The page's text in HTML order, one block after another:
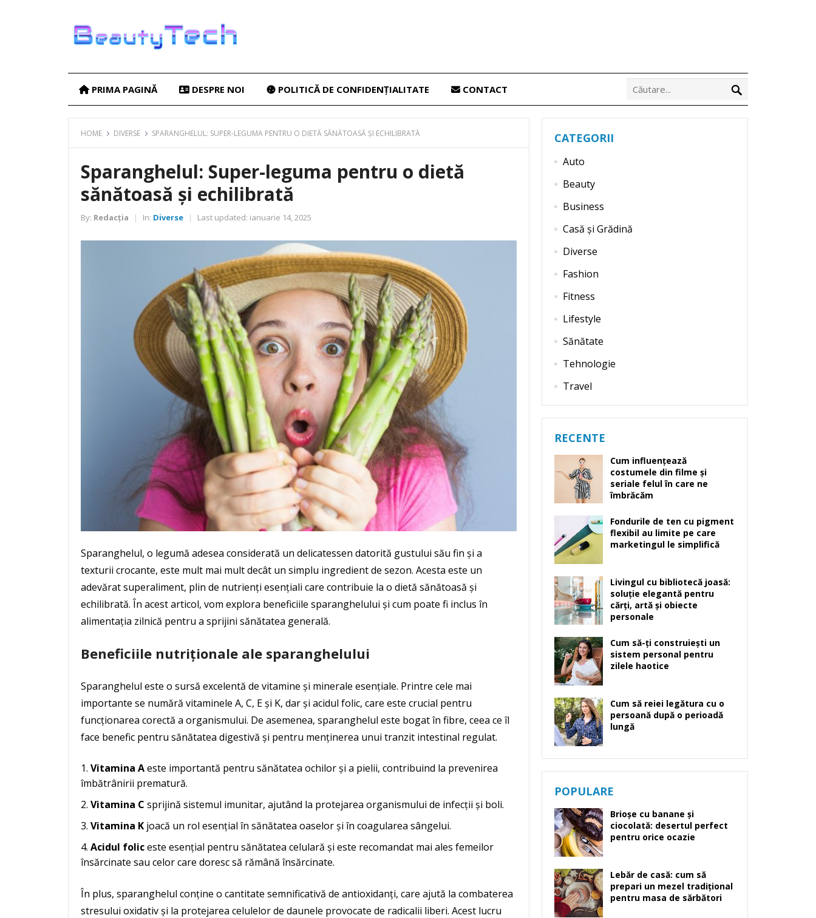
PRIMA PAGINĂ DESPRE NOI POLITICĂ DE CONFIDENȚIALITATE CONTACT
HOME DIVERSE SPARANGHELUL: SUPER-LEGUMA PENTRU O DIETĂ SĂNĂTOASĂ ȘI ECHILIBRATĂ
Sparanghelul: Super-leguma pentru o dietă
sănătoasă și echilibrată
By: Redacția | In: Diverse | Last updated: ianuarie 14, 2025
Sparanghelul, o legumă adesea considerată un delicatessen datorită gustului său fin și a
texturii crocante, este mult mai mult decât un simplu ingredient de sezon. Acesta este un
adevărat superaliment, plin de nutrienți esențiali care contribuie la o dietă sănătoasă și
echilibrată. În acest articol, vom explora beneficiile sparanghelului și cum poate fi inclus în
alimentația zilnică pentru a sprijini sănătatea generală.
Beneficiile nutriționale ale sparanghelului
Sparanghelul este o sursă excelentă de vitamine și minerale esențiale. Printre cele mai
importante se numără vitaminele A, C, E și K, dar și acidul folic, care este crucial pentru
funcționarea corectă a organismului. De asemenea, sparanghelul este bogat în fibre, ceea ce îl
face benefic pentru sănătatea digestivă și pentru menținerea unui tranzit intestinal regulat.
Vitamina Aeste importantă pentru sănătatea ochilor și a pielii, contribuind la prevenirea
îmbătrânirii prematură.
Vitamina C sprijină sistemul imunitar, ajutând la protejarea organismului de infecții și boli.
Vitamina K joacă un rol esențial în sănătatea oaselor și în coagularea sângelui.
Acidul foliceste esențial pentru sănătatea celulară și este recomandat mai ales femeilor
însărcinate sau celor care doresc să rămână însărcinate.
În plus, sparanghelul conține o cantitate semnificativă de antioxidanți, care ajută la combaterea
stresului oxidativ și la protejarea celulelor de daunele provocate de radicalii liberi. Acest lucru
CATEGORII
Auto
Beauty
Business
Casă și Grădină
Diverse
Fashion
Fitness
Lifestyle
Sănătate
Tehnologie
Travel
RECENTE
Cum influențează
costumele din filme și
seriale felul în care ne
îmbrăcăm
Fondurile de ten cu pigment
flexibil au limite pe care
marketingul le simplifică
Livingul cu bibliotecă joasă:
soluție elegantă pentru
cărți, artă și obiecte
personale
Cum să-ți construiești un
sistem personal pentru
zilele haotice
Cum să reiei legătura cu o
persoană după o perioadă
lungă
POPULARE
Brioșe cu banane și
ciocolată: desertul perfect
pentru orice ocazie
Lebăr de casă: cum să
prepari un mezel tradițional
pentru masa de sărbători